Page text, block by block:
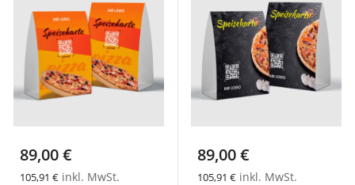
89,00 €
105,91 € inkl. MwSt.
89,00 €
105,91 € inkl. MwSt.